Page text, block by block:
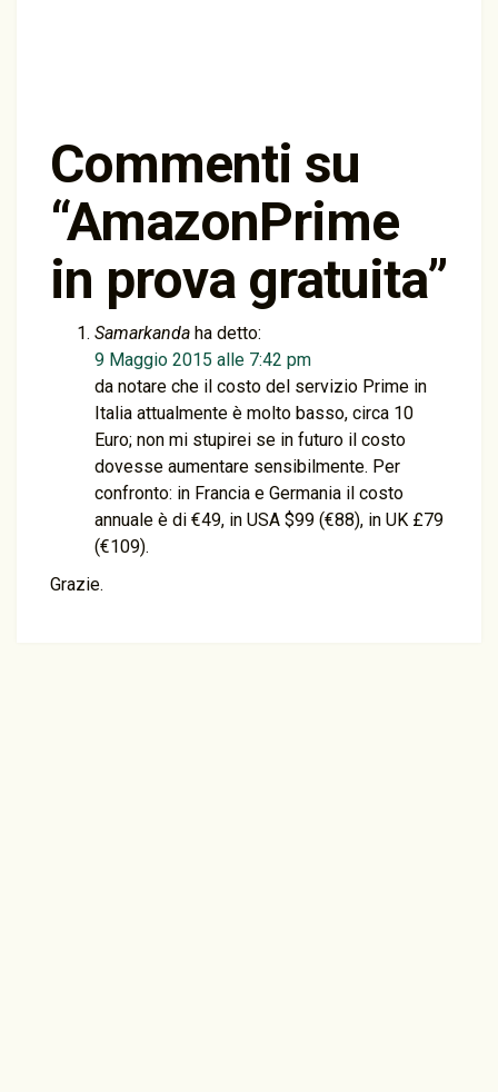
Commenti su
“AmazonPrime
in prova gratuita”
Samarkanda ha detto:
9 Maggio 2015 alle 7:42 pm
da notare che il costo del servizio Prime in
Italia attualmente è molto basso, circa 10
Euro; non mi stupirei se in futuro il costo
dovesse aumentare sensibilmente. Per
confronto: in Francia e Germania il costo
annuale è di €49, in USA $99 (€88), in UK £79
(€109).
Grazie.